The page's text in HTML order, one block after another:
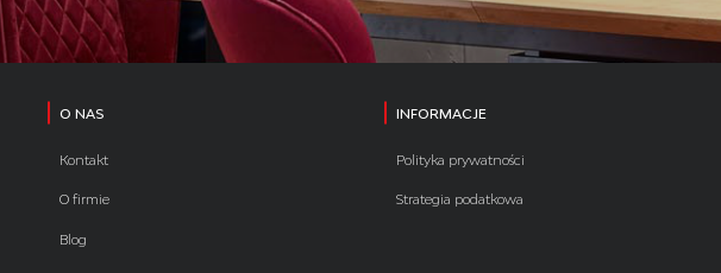
O NAS
Kontakt
O firmie
Blog
INFORMACJE
Polityka prywatności
Strategia podatkowa